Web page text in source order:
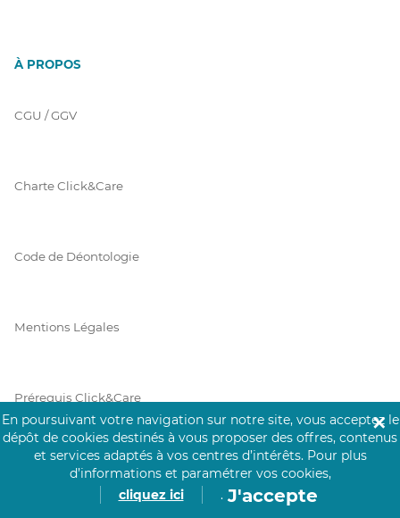
À PROPOS
CGU / GGV
Charte Click&Care
Code de Déontologie
Mentions Légales
Prérequis Click&Care
Protection des Données
En poursuivant votre navigation sur notre site, vous acceptez le
dépôt de cookies destinés à vous proposer des offres, contenus
et services adaptés à vos centres d’intérêts. Pour plus
d’informations et paramétrer vos cookies,
cliquez ici
. J'accepte
✕